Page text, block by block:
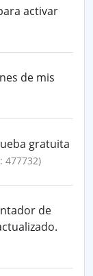
activar
de mis
gratuita
477732)
de